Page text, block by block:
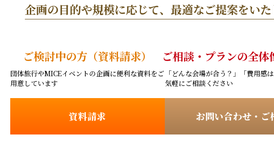
企画の目的や規模に応じて、 最適なご提案をい
ご検討中の方（資料請求）
団体旅行やMICEイベントの企画に便利な資料をご
用意しています
資料請求
ご相談・プランの全体
「どんな会場が合う？」「費用感は
気軽にご相談ください
お問い合わせ・ご